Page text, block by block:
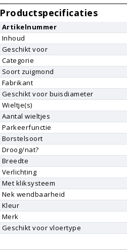
Productspecificaties
Artikelnummer
Inhoud
Geschikt voor
Categorie
Soort zuigmond
Fabrikant
Geschikt voor buisdiameter
Wieltje(s)
Aantal wieltjes
Parkeerfunctie
Borstelsoort
Droog/nat?
Breedte
Verlichting
Met kliksysteem
Nek wendbaarheid
Kleur
Merk
Geschikt voor vloertype